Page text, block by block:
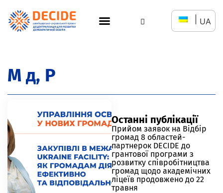
UA
М д, Р
Останні публікації
Прийом заявок на Відбір
громад 8 областей-
партнерок DECIDE до
грантової програми з
розвитку співробітництва
громад щодо академічних
ліцеїв продовжено до 22
травня